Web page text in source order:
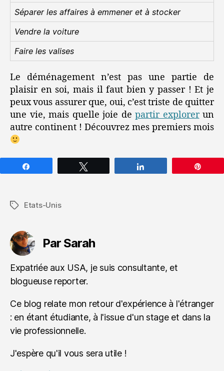
Séparer les affaires à emmener et à stocker
Vendre la voiture
Faire les valises
Le déménagement n’est pas une partie de
plaisir en soi, mais il faut bien y passer ! Et je
peux vous assurer que, oui, c’est triste de quitter
une vie, mais quelle joie de partir explorerun
autre continent ! Découvrez mes premiers mois
Étiquettes
Etats-Unis
Par Sarah
Expatriée aux USA, je suis consultante, et
blogueuse reporter.
Ce blog relate mon retour d'expérience à l'étranger
: en étant étudiante, à l'issue d'un stage et dans la
vie professionnelle.
J'espère qu'il vous sera utile !